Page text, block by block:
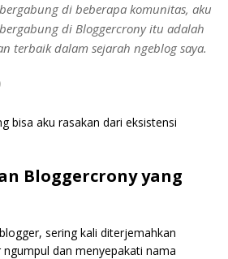
di beberapa komunitas, aku
di Bloggercrony itu adalah
terbaik dalam sejarah ngeblog saya.
bisa aku rasakan dari eksistensi
Bloggercrony yang
sering kali diterjemahkan
dan menyepakati nama